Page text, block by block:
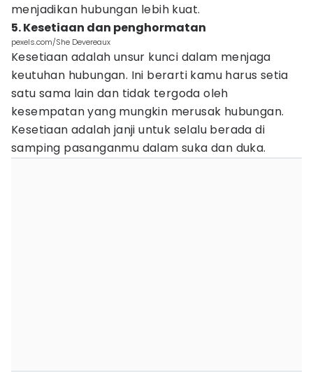
menjadikan hubungan lebih kuat.
5. Kesetiaan dan penghormatan
pexels.com/She Devereaux
Kesetiaan adalah unsur kunci dalam menjaga
keutuhan hubungan. Ini berarti kamu harus setia
satu sama lain dan tidak tergoda oleh
kesempatan yang mungkin merusak hubungan.
Kesetiaan adalah janji untuk selalu berada di
samping pasanganmu dalam suka dan duka.